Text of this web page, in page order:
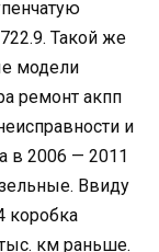
Такой же
модели
ремонт акпп
и
в 2006 — 2011
Ввиду
коробка
км раньше.